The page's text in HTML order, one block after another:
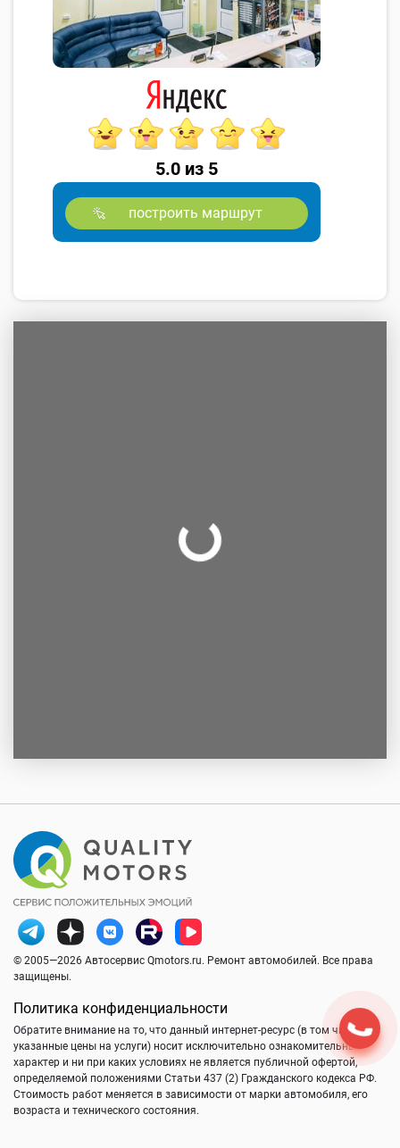
5.0 из 5
построить маршрут
© 2005—2026 Автосервис Qmotors.ru. Ремонт автомобилей. Все права
защищены.
Политика конфиденциальности
Обратите внимание на то, что данный интернет-ресурс (в том числе
указанные цены на услуги) носит исключительно ознакомительный
характер и ни при каких условиях не является публичной офертой,
определяемой положениями Статьи 437 (2) Гражданского кодекса РФ.
Стоимость работ меняется в зависимости от марки автомобиля, его
возраста и технического состояния.